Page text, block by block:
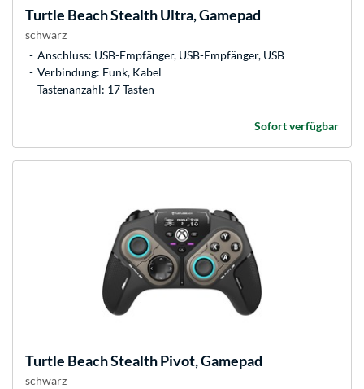
Turtle BeachStealth Ultra, Gamepad
schwarz
Anschluss: USB-Empfänger, USB-Empfänger, USB
Verbindung: Funk, Kabel
Tastenanzahl: 17 Tasten
Sofort verfügbar
Turtle BeachStealth Pivot, Gamepad
schwarz